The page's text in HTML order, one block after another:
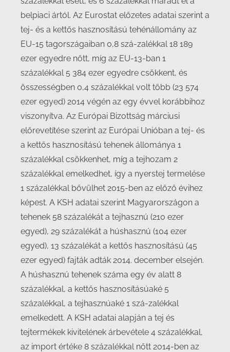
belpiaci ártól. Az Eurostat előzetes adatai szerint a
tej- és a kettős hasznosítású tehénállomány az
EU-15 tagországaiban 0,8 szá-zalékkal 18 189
ezer egyedre nőtt, míg az EU-13-ban 1
százalékkal 5 384 ezer egyedre csökkent, és
összességben 0,4 százalékkal volt több (23 574
ezer egyed) 2014 végén az egy évvel korábbihoz
viszonyítva. Az Európai Bizottság márciusi
előrevetítése szerint az Európai Unióban a tej- és
a kettős hasznosítású tehenek állománya 1
százalékkal csökkenhet, míg a tejhozam 2
százalékkal emelkedhet, így a nyerstej termelése
1 százalékkal bővülhet 2015-ben az előző évihez
képest. A KSH adatai szerint Magyarországon a
tehenek 58 százalékát a tejhasznú (210 ezer
egyed), 29 százalékát a húshasznú (104 ezer
egyed), 13 százalékát a kettős hasznosítású (45
ezer egyed) fajták adták 2014. december elsején.
A húshasznú tehenek száma egy év alatt 8
százalékkal, a kettős hasznosításúaké 5
százalékkal, a tejhasznúaké 1 szá-zalékkal
emelkedett. A KSH adatai alapján a tej és
tejtermékek kivitelének árbevétele 4 százalékkal,
az import értéke 8 százalékkal nőtt 2014-ben az